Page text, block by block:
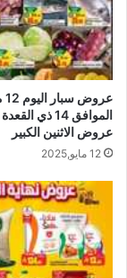
عروض الاثنين الكبير
12 مايو,2025